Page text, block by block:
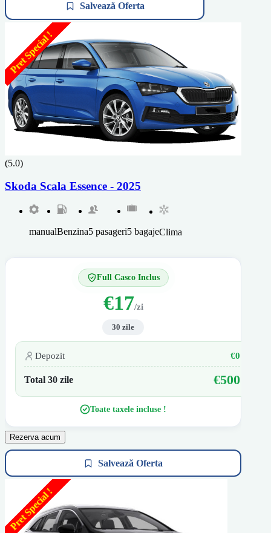
Salvează Oferta
Pret Special !
(5.0)
Skoda Scala Essence - 2025
manualBenzina5 pasageri5 bagajeClima
Full Casco Inclus
€17/zi
30 zile
Depozit €0
Total 30 zile €500
Toate taxele incluse !
Rezerva acum
Salvează Oferta
Pret Special !